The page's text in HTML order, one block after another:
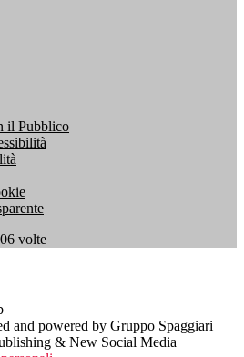
il Pubblico
volte
and powered by Gruppo Spaggiari
& New Social Media